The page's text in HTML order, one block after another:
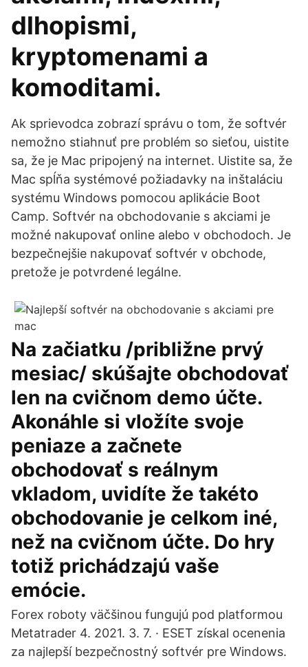
dlhopismi,
kryptomenami a
komoditami.
Ak sprievodca zobrazí správu o tom, že softvér
nemožno stiahnuť pre problém so sieťou, uistite
sa, že je Mac pripojený na internet. Uistite sa, že
Mac spĺňa systémové požiadavky na inštaláciu
systému Windows pomocou aplikácie Boot
Camp. Softvér na obchodovanie s akciami je
možné nakupovať online alebo v obchodoch. Je
bezpečnejšie nakupovať softvér v obchode,
pretože je potvrdené legálne.
Na začiatku /približne prvý
mesiac/ skúšajte obchodovať
len na cvičnom demo účte.
Akonáhle si vložíte svoje
peniaze a začnete
obchodovať s reálnym
vkladom, uvidíte že takéto
obchodovanie je celkom iné,
než na cvičnom účte. Do hry
totiž prichádzajú vaše
emócie.
Forex roboty väčšinou fungujú pod platformou
Metatrader 4. 2021. 3. 7. · ESET získal ocenenia
za najlepší bezpečnostný softvér pre Windows.